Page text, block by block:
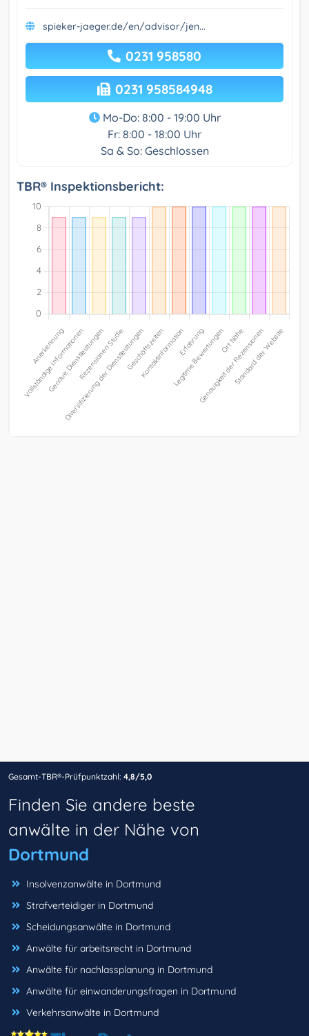
spieker-jaeger.de/en/advisor/jen...
0231 958580
0231 958584948
Mo-Do: 8:00 - 19:00 Uhr
Fr: 8:00 - 18:00 Uhr
Sa & So: Geschlossen
TBR® Inspektionsbericht:
Gesamt-TBR®-Prüfpunktzahl: 4,8/5,0
Finden Sie andere beste
anwälte in der Nähe von
Dortmund
Insolvenzanwälte in Dortmund
Strafverteidiger in Dortmund
Scheidungsanwälte in Dortmund
Anwälte für arbeitsrecht in Dortmund
Anwälte für nachlassplanung in Dortmund
Anwälte für einwanderungsfragen in Dortmund
Verkehrsanwälte in Dortmund